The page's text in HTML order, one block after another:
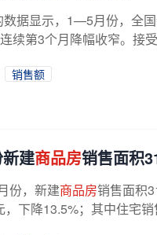
据显示，1—5月份，全
续第3个月降幅收窄。接
销售额
建商品房销售面积
份，新建商品房销售面积
下降13.5%；其中住宅